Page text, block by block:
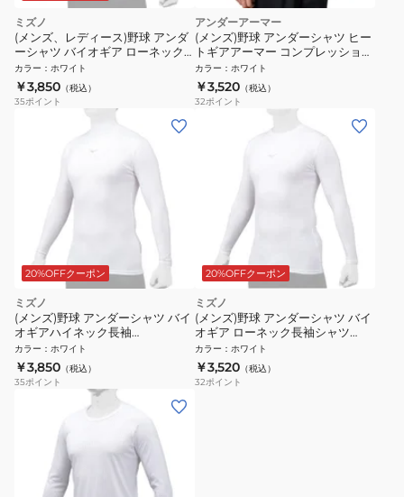
ミズノ
(メンズ、レディース)野球 アンダ
ーシャツ バイオギア ローネック
長袖 12JABC1101 速乾
カラー ： ホワイト
￥3,850 （税込）
35ポイント
アンダーアーマー
(メンズ)野球 アンダーシャツ ヒー
トギアアーマー コンプレッション
ショートスリーブ モック 1358642
100 速乾
カラー ： ホワイト
￥3,520 （税込）
32ポイント
20%OFFクーポン
ミズノ
(メンズ)野球 アンダーシャツ バイ
オギアハイネック長袖
12JABC1001
カラー ： ホワイト
￥3,850 （税込）
35ポイント
20%OFFクーポン
ミズノ
(メンズ)野球 アンダーシャツ バイ
オギア ローネック長袖シャツ
12JA1C1101
カラー ： ホワイト
￥3,520 （税込）
32ポイント